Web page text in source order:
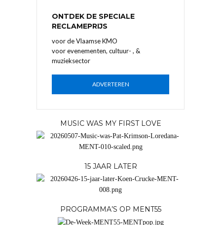
ONTDEK DE SPECIALE
RECLAMEPRIJS
voor de Vlaamse KMO
voor evenementen, cultuur- , &
muzieksector
ADVERTEREN
MUSIC WAS MY FIRST LOVE
15 JAAR LATER
PROGRAMMA’S OP MENT55